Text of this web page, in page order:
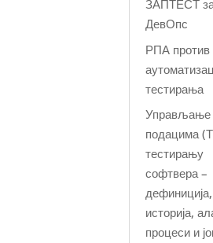
ЗАПТЕСТ
ДевОпс
РПА против
тестирања
Управљање
подацима
тестирању
софтвера –
дефиниција,
историја,
процеси и